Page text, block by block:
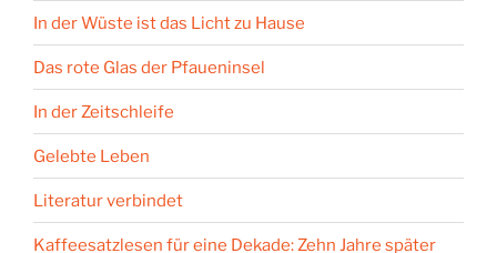
In der Wüste ist das Licht zu Hause
Das rote Glas der Pfaueninsel
In der Zeitschleife
Gelebte Leben
Literatur verbindet
Kaffeesatzlesen für eine Dekade: Zehn Jahre später